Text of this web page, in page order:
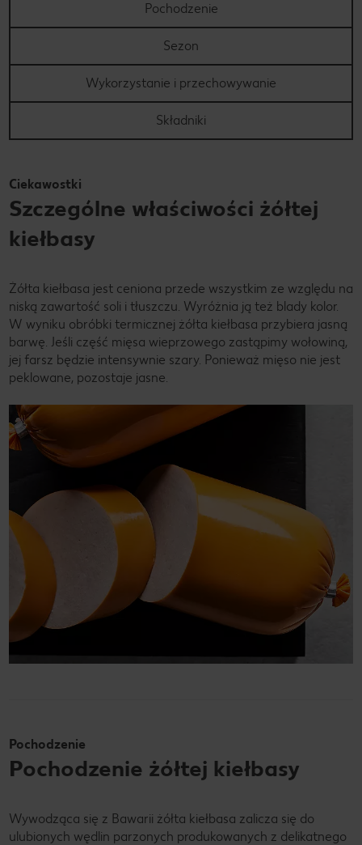
Pochodzenie
Sezon
Wykorzystanie i przechowywanie
Składniki
Ciekawostki
Szczególne właściwości żółtej
kiełbasy
Żółta kiełbasa jest ceniona przede wszystkim ze względu na
niską zawartość soli i tłuszczu. Wyróżnia ją też blady kolor.
W wyniku obróbki termicznej żółta kiełbasa przybiera jasną
barwę. Jeśli część mięsa wieprzowego zastąpimy wołowiną,
jej farsz będzie intensywnie szary. Ponieważ mięso nie jest
peklowane, pozostaje jasne.
Pochodzenie
Pochodzenie żółtej kiełbasy
Wywodząca się z Bawarii żółta kiełbasa zalicza się do
ulubionych wędlin parzonych produkowanych z delikatnego